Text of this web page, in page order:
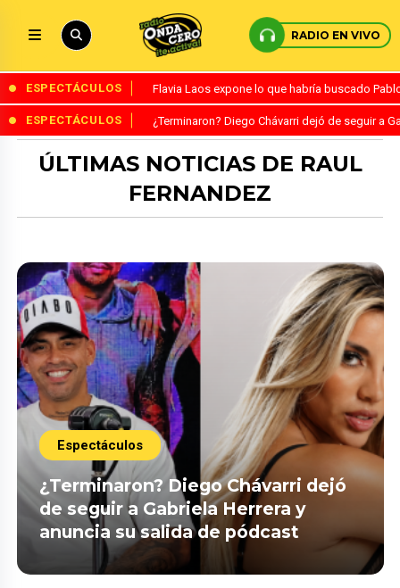
RADIO EN VIVO
ESPECTÁCULOS Flavia Laos expone lo que habría buscado
ESPECTÁCULOS ¿Terminaron? Diego Chávarri dejó de seguir a
ÚLTIMAS NOTICIAS DE RAUL
FERNANDEZ
Espectáculos
¿Terminaron? Diego Chávarri dejó
de seguir a Gabriela Herrera y
anuncia su salida de pódcast